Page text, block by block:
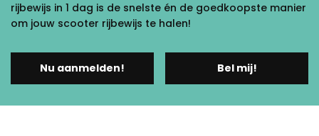
rijbewijs in 1 dag is de snelste én de goedkoopste manier
om jouw scooter rijbewijs te halen!
Nu aanmelden! Bel mij!